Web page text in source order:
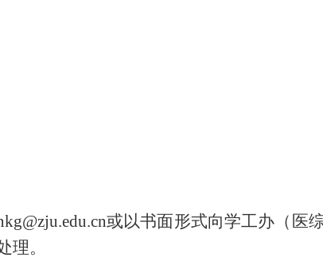
或以书面形式向学工办（医
。